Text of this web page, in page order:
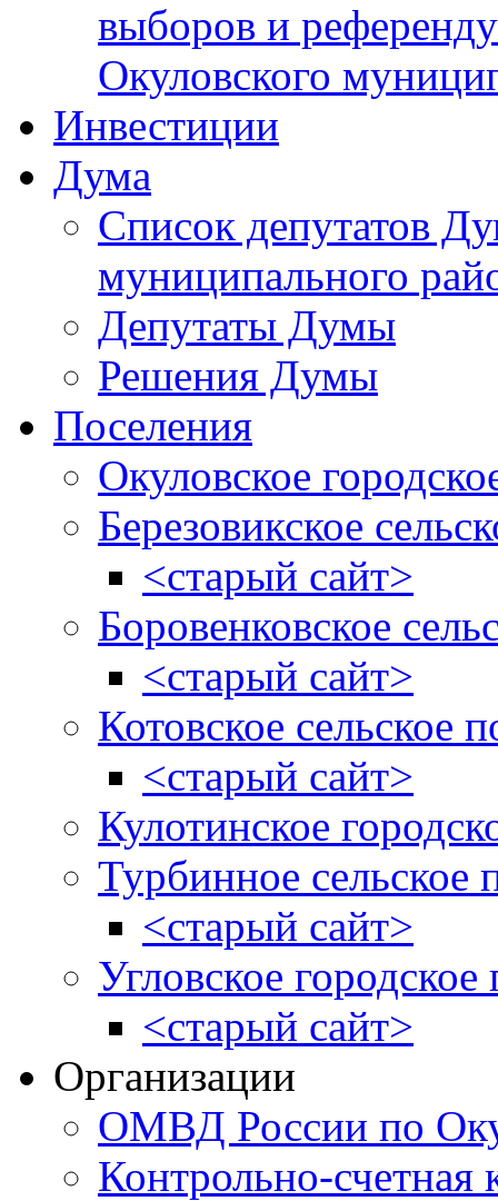
выборов и
Окуловского
Инвестиции
Дума
Список депутатов
муниципального
Депутаты Думы
Решения Думы
Поселения
Окуловское
Березовикское
<старый сайт>
Боровенковское
<старый сайт>
Котовское сельское
<старый сайт>
Кулотинское
Турбинное сельское
<старый сайт>
Угловское городское
<старый сайт>
Организации
ОМВД России по
Контрольно-счетная